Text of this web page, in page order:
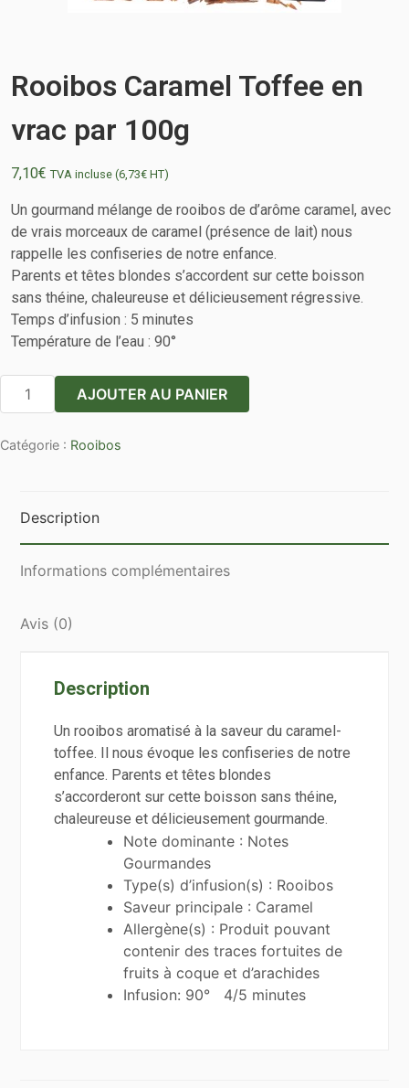
Rooibos Caramel Toffee en
vrac par 100g
7,10€ TVA incluse (6,73€ HT)
Un gourmand mélange de rooibos de d’arôme caramel, avec
de vrais morceaux de caramel (présence de lait) nous
rappelle les confiseries de notre enfance.
Parents et têtes blondes s’accordent sur cette boisson
sans théine, chaleureuse et délicieusement régressive.
Temps d’infusion : 5 minutes
Température de l’eau : 90°
quantité
de
Caramel
vrac
par
100g
AJOUTER AU PANIER
Catégorie : Rooibos
Description
Informations complémentaires
Avis (0)
Description
Un rooibos aromatisé à la saveur du caramel-
toffee. Il nous évoque les confiseries de notre
enfance. Parents et têtes blondes
s’accorderont sur cette boisson sans théine,
chaleureuse et délicieusement gourmande.
Note dominante : Notes
Gourmandes
Type(s) d’infusion(s) : Rooibos
Saveur principale : Caramel
Allergène(s) : Produit pouvant
contenir des traces fortuites de
fruits à coque et d’arachides
Infusion: 90° 4/5 minutes